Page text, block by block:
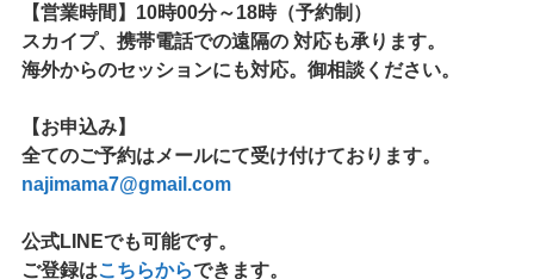
【営業時間】 10時00分～18時（予約制）
スカイプ、携帯電話での遠隔の 対応も承ります。
海外からのセッションにも対応。御相談ください。
【お申込み】
全てのご予約はメールにて受け付けております。
najimama7@gmail.com
公式LINEでも可能です。
ご登録はこちらからできます。